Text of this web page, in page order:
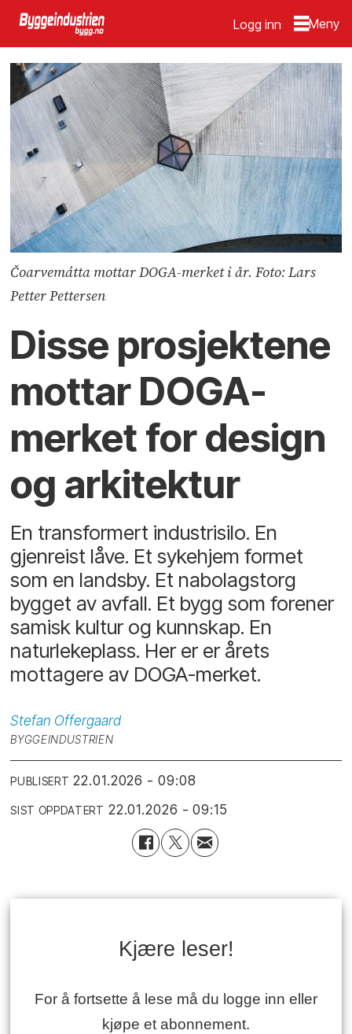
Logg inn
Čoarvemátta mottar DOGA-merket i år. Foto: Lars
Petter Pettersen
Disse prosjektene
mottar DOGA-
merket for design
og arkitektur
En transformert industrisilo. En
gjenreist låve. Et sykehjem formet
som en landsby. Et nabolagstorg
bygget av avfall. Et bygg som forener
samisk kultur og kunnskap. En
naturlekeplass. Her er er årets
mottagere av DOGA-merket.
Stefan Offergaard
BYGGEINDUSTRIEN
PUBLISERT 22.01.2026 - 09:08
SIST OPPDATERT 22.01.2026 - 09:15
Kjære leser!
For å fortsette å lese må du logge inn eller
kjøpe et abonnement.